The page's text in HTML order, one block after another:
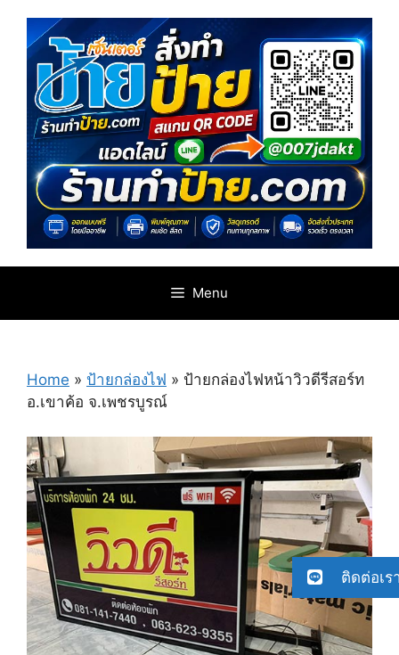
content
Menu
Home » ป้ายกล่องไฟ » ป้ายกล่องไฟหน้าวิวดีรีสอร์ท
อ.เขาค้อ จ.เพชรบูรณ์
ติดต่อเร